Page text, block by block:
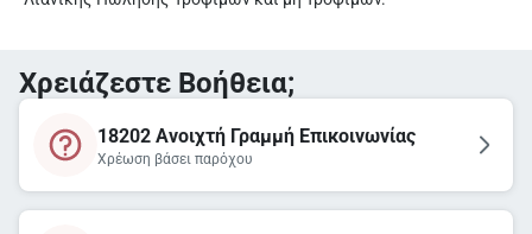
Χρειάζεστε Βοήθεια;
18202 Ανοιχτή Γραμμή Επικοινωνίας
Χρέωση βάσει παρόχου